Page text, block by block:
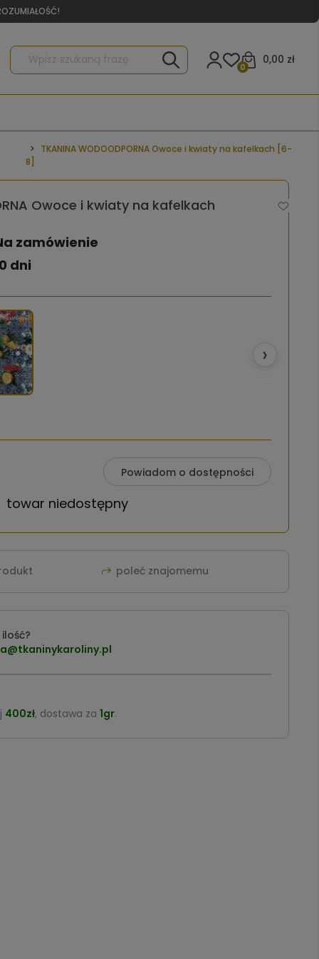
0,00 zł
0
TKANINA WODOODPORNA Owoce i kwiaty na kafelkach [6-
8]
Owoce i kwiaty na kafelkach
zamówienie
dni
›
Powiadom o dostępności
towar niedostępny
poleć znajomemu
400zł, dostawa za 1gr.